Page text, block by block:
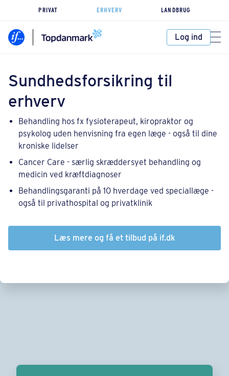
PRIVAT ERHVERV LANDBRUG
Log ind
Sundhedsforsikring til
erhverv
Behandling hos fx fysioterapeut, kiropraktor og
psykolog uden henvisning fra egen læge - også til dine
kroniske lidelser
Cancer Care - særlig skræddersyet behandling og
medicin ved kræftdiagnoser
Behandlingsgaranti på 10 hverdage ved speciallæge -
også til privathospital og privatklinik
Læs mere og få et tilbud på if.dk